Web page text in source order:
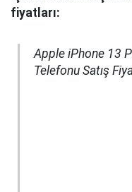
fiyatları:
Apple iPhone 13
Telefonu Satış